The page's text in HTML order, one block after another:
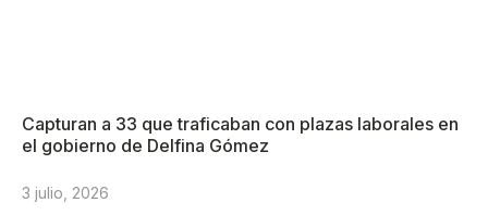
Capturan a 33 que traficaban con plazas laborales en
el gobierno de Delfina Gómez
3 julio, 2026